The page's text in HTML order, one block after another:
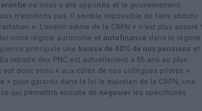
ne nous a été apportée et le gouvernement
n’existions pas. Il semble impossible de faire aboutir
». L’avenir même de la CRPN « n’est plus assuré !
notre régime autonome et autofinancé dans le régime
principale une baisse de 40% de nos pensions et
retraite des PNC est actuellement à 55 ans au plus
est donc venu « aux côtés de nos collègues pilotes »
» pour garantir dans la loi le maintien de la CRPN, une
qui permettra ensuite de négocier les spécificités